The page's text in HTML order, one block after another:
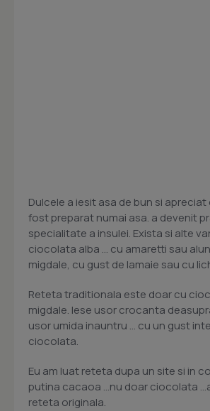
Dulcele a iesit asa de bun si
fost preparat numai asa. a devenit
specialitate a insulei. Exista si alte
ciocolata alba ... cu amaretti sau
migdale, cu gust de lamaie sau cu
Reteta traditionala este doar cu
migdale. Iese usor crocanta
usor umida inauntru ... cu un gust
ciocolata.
Eu am luat reteta dupa un site si in
putina cacaoa …nu doar ciocolata
reteta originala.